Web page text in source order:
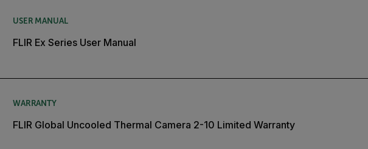
USER MANUAL
FLIR Ex Series User Manual
WARRANTY
FLIR Global Uncooled Thermal Camera 2-10 Limited Warranty